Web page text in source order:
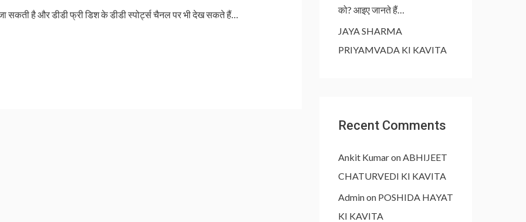
सकती है और डीडी फ्री डिश के डीडी स्पोर्ट्स चैनल पर भी देख सकते हैं…
को? आइए जानते हैं…
JAYA SHARMA
PRIYAMVADA KI KAVITA
Recent Comments
Ankit KumaronABHIJEET
CHATURVEDI KI KAVITA
Adminon POSHIDA HAYAT
KI KAVITA